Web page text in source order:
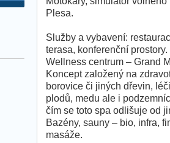
Plesa.
Služby a vybavení:
terasa, konferenční prostory.
Wellness centrum – Grand
Koncept založený na
borovice či jiných dřevin,
plodů, medu ale i
čím se toto spa odlišuje od
Bazény, sauny – bio, infra,
masáže.